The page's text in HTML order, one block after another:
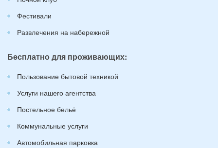
Фестивали
Развлечения на набережной
Бесплатно для проживающих:
Пользование бытовой техникой
Услуги нашего агентства
Постельное бельё
Коммунальные услуги
Автомобильная парковка